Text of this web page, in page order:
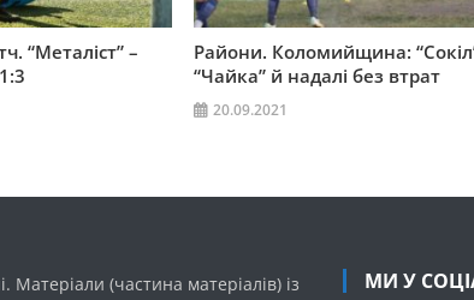
“Металіст” –
Райони. Коломийщина:
“Чайка” й надалі без втрат
20.09.2021
Матеріали (частина матеріалів) із
МИ У